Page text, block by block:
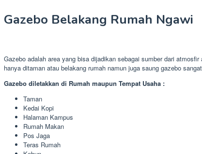
Gazebo Belakang Rumah Ngawi
Gazebo adalah area yang bisa dijadikan sebagai sumber dari
hanya ditaman atau belakang rumah namun juga saung gazebo
Gazebo diletakkan di Rumah maupun Tempat Usaha :
Taman
Kedai Kopi
Halaman Kampus
Rumah Makan
Pos Jaga
Teras Rumah